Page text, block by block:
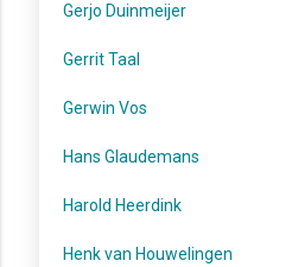
Gerjo Duinmeijer
Gerrit Taal
Gerwin Vos
Hans Glaudemans
Harold Heerdink
Henk van Houwelingen